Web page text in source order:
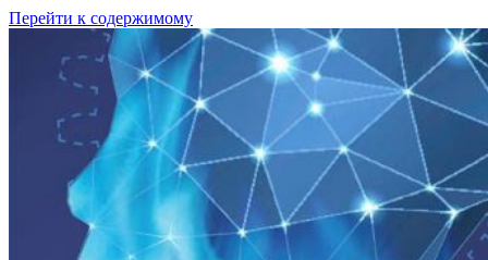
Перейти к содержимому